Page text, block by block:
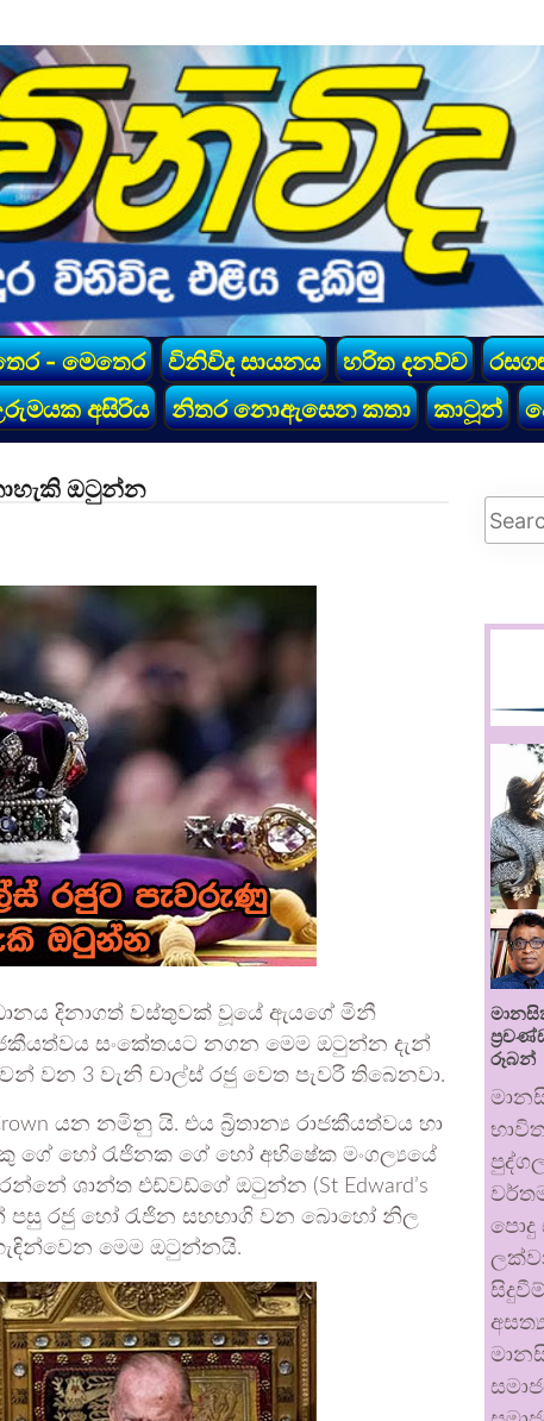
- මෙතෙර විනිවිද සායනය හරිත දනව්ව
අසිරිය නිතර නොඇසෙන කතා කාටූන්
ඔටුන්න
දිනාගත් වස්තුවක් වූයේ ඇයගේ මිනී
සංකේතයට නගන මෙම ඔටුන්න දැන්
වන 3 වැනි චාල්ස් රජු වෙත පැවරී තිබෙනවා.
යන නමිනු යි. එය බ්‍රිතාන්‍ය රාජකීයත්වය හා
ගේ හෝ රැජිනක ගේ හෝ අභිෂේක මංගල්‍යයේ
ශාන්ත එඩ්වඩ්ගේ ඔටුන්න (St Edward’s
පසු රජු හෝ රැජින සහභාගි වන බොහෝ නිල
හැඳින්වෙන මෙම ඔටුන්නයි.
රූබන්
පොදු